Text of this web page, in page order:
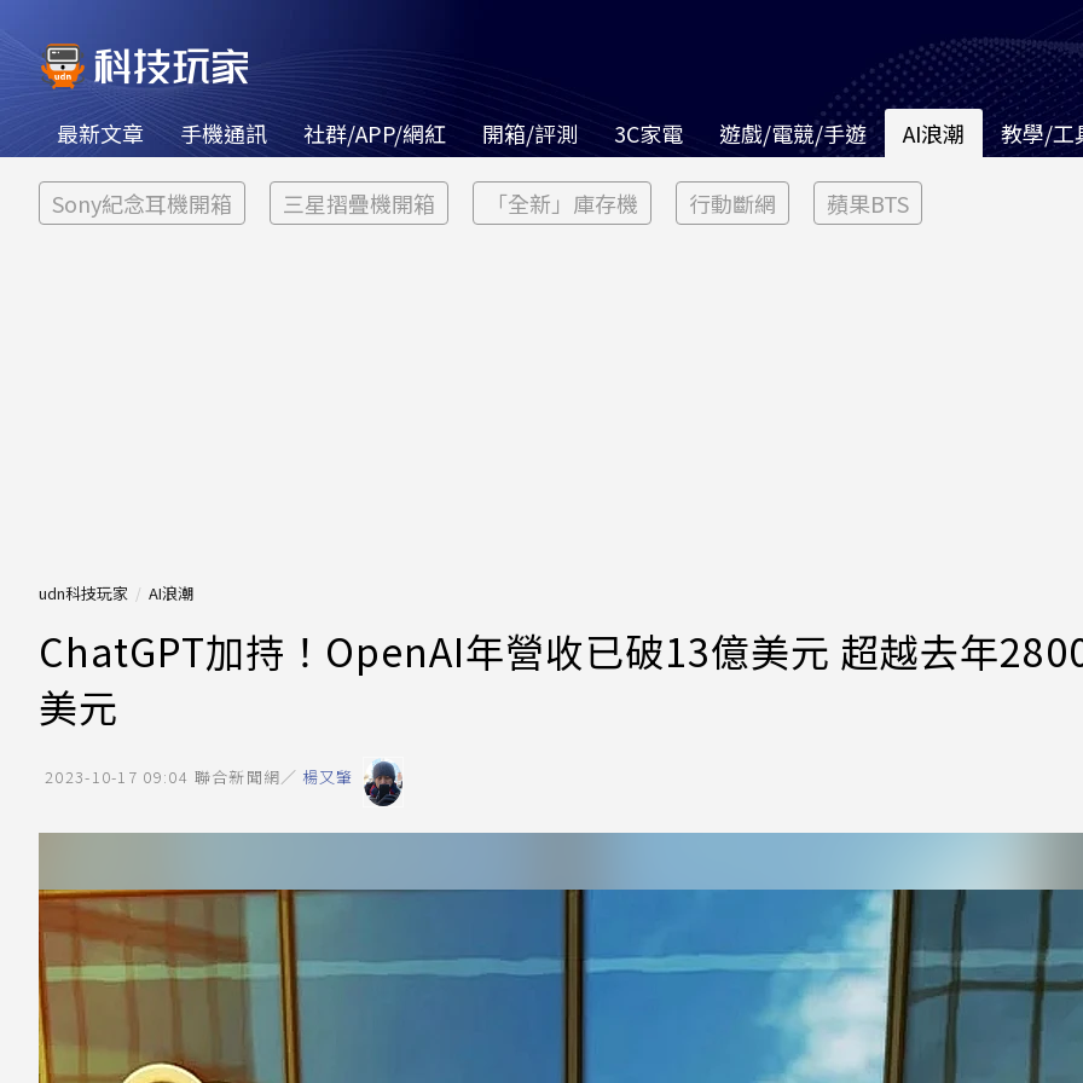
最新文章 手機通訊 社群/APP/網紅 開箱/評測 3C家電 遊戲/電競/手遊 AI浪潮 教學/工
Sony紀念耳機開箱 三星摺疊機開箱 「全新」庫存機 行動斷網 蘋果BTS
udn科技玩家 AI浪潮
ChatGPT加持！OpenAI年營收已破13億美元 超越去年
美元
2023-10-17 09:04 聯合新聞網／ 楊又肇